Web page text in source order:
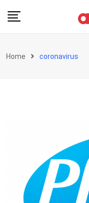
Home coronavirus